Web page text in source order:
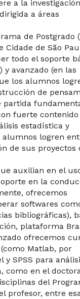
a la
a áreas
de Postgrado
Cidade de São
todo el soporte
avanzado (en las
los alumnos
de
partida
fuerte
estadística y
logren
de sus proyectos
auxilian en el
en la
ofrecemos
softwares
bibliográficas),
plataforma
ofrecemos
Matlab, por
y SPSS para
como en el
del
profesor, entre